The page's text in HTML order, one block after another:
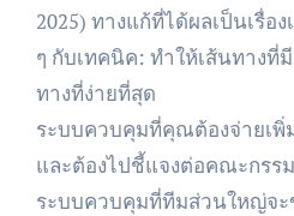
2025) ทางแก้ที่ได้ผลเป็นเรื่อ
ๆ กับเทคนิค: ทำให้เส้นทางที่
ทางที่ง่ายที่สุด
ระบบควบคุมที่คุณต้องจ่ายเพิ่
และต้องไปชี้แจงต่อคณะกรร
ระบบควบคุมที่ทีมส่วนใหญ่จ